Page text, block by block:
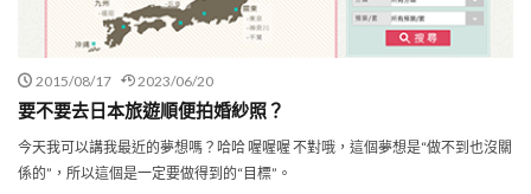
2015/08/17 2023/06/20
要不要去日本旅遊順便拍婚紗照？
今天我可以講我最近的夢想嗎？哈哈 喔喔喔 不對哦，這個夢想是“做不到也沒關
係的”，所以這個是一定要做得到的“目標”。